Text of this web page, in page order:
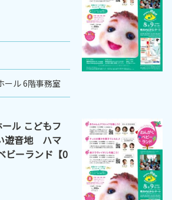
ール 6階事務室
ル こどもフ
遊音地 ハマ
ビーランド【0